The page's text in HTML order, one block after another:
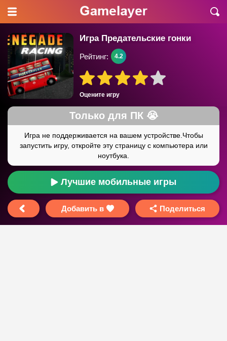
Игра Предательские гонки
Оцените игру
Рейтинг: 4.2
Лучшие мобильные игры
Добавить в Поделиться